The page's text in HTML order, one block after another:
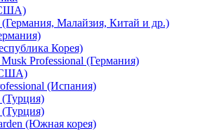
Малайзия, Китай и др.)
Корея)
Professional (Германия)
(Испания)
(Турция)
(Южная корея)